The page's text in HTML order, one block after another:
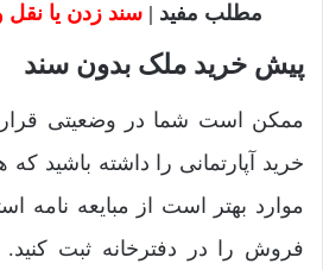
مطلب مفید |سند زدن یا نقل
پیش خرید ملک بدون سند
ممکن است شما در وضعیتی
خرید آپارتمانی را داشته باشید که
موارد بهتر است از مبایعه نامه
فروش را در دفترخانه ثبت کنید.